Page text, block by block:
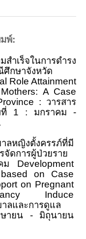
พ์:
สำเร็จในการดำรง
ศึกษาจังหวัด
Role Attainment
: A Case
: วารสาร
ที่ 1 : มกราคม -
ลหญิงตั้งครรภ์ที่มี
จัดการผู้ป่วยราย
ม Development
on Case
on Pregnant
Induce
าลและการดูแล
ษายน - มิถุนายน